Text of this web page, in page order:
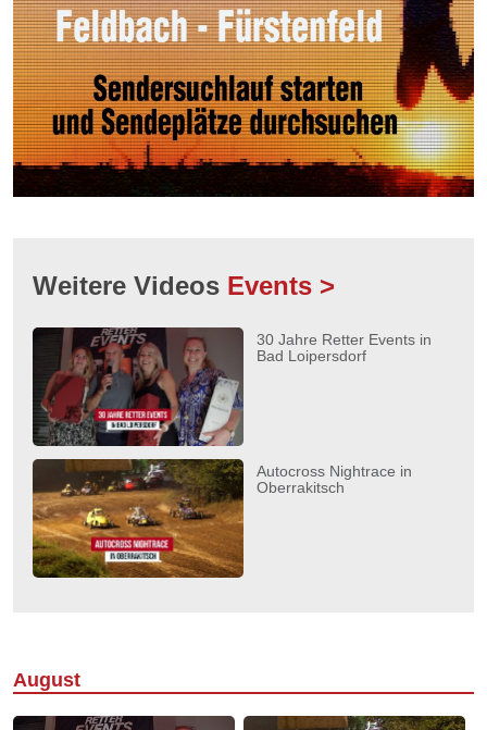
Weitere Videos Events >
30 Jahre Retter Events in
Bad Loipersdorf
Autocross Nightrace in
Oberrakitsch
August